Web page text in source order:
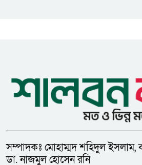
সহযোগিতা
সম্পাদকঃ মোহাম্মদ শহিদুল ইসলাম,
ডা. নাজমুল হোসেন রনি